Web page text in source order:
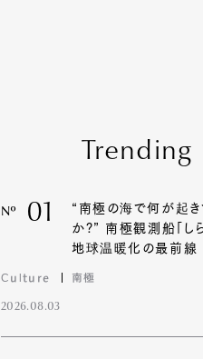
Trending
Nº 01
“南極の海で何が起き
か?” 南極観測船「し
地球温暖化の最前線
Culture 南極
2026.08.03